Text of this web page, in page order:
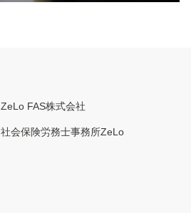
ZeLo FAS株式会社
社会保険労務士事務所ZeLo